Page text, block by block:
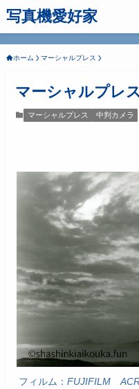
写真機愛好家
ホーム マーシャルプレス
マーシャルプレス
マーシャルプレス 中判カメラ
フィルム： FUJIFILM